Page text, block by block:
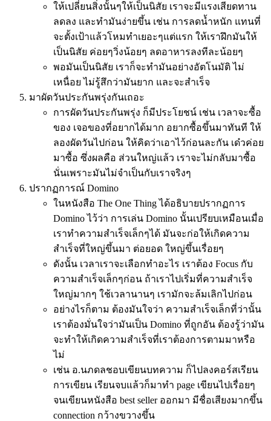
ให้เปลี่ยนสิ่งนั้นๆให้เป็นนิสัย เราจะมีแรงเสียดทาน
ลดลง และทำมันง่ายขึ้น เช่น การลดน้ำหนัก แทนที่
จะตั้งเป้าแล้วโหมทำเยอะๆแต่แรก ให้เราฝึกมันให้
เป็นนิสัย ค่อยๆวิ่งน้อยๆ ลดอาหารลงทีละน้อยๆ
พอมันเป็นนิสัย เราก็จะทำมันอย่างอัตโนมัติ ไม่
เหนื่อย ไม่รู้สึกว่ามันยาก และจะสำเร็จ
มาผัดวันประกันพรุ่งกันเถอะ
การผัดวันประกันพรุ่ง ก็มีประโยชน์ เช่น เวลาจะซื้อ
ของ เจอของที่อยากได้มาก อยากซื้อขึ้นมาทันที ให้
ลองผัดวันไปก่อน ให้คิดว่าเอาไว้ก่อนละกัน เด๋วค่อย
มาซื้อ ซึ่งผลคือ ส่วนใหญ่แล้ว เราจะไม่กลับมาซื้อ
นั่นเพราะมันไม่จำเป็นกับเราจริงๆ
ปรากฏการณ์ Domino
ในหนังสือ The One Thing ได้อธิบายปรากฏการ
Domino ไว้ว่า การเล่น Domino นั้นเปรียบเหมือนเมื่อ
เราทำความสำเร็จเล็กๆได้ มันจะก่อให้เกิดความ
สำเร็จที่ใหญ่ขึ้นมา ต่อยอด ใหญ่ขึ้นเรื่อยๆ
ดังนั้น เวลาเราจะเลือกทำอะไร เราต้อง Focus กับ
ความสำเร็จเล็กๆก่อน ถ้าเราไปเริ่มที่ความสำเร็จ
ใหญ่มากๆ ใช้เวลานานๆ เรามักจะล้มเลิกไปก่อน
อย่างไรก็ตาม ต้องมันใจว่า ความสำเร็จเล็กที่ว่านั้น
เราต้องมั่นใจว่ามันเป็น Domino ที่ถูกอัน ต้องรู้ว่ามัน
จะทำให้เกิดความสำเร็จที่เราต้องการตามมาหรือ
ไม่
เช่น อ.นภดลชอบเขียนบทความ ก็ไปลงคอร์สเรียน
การเขียน เรียนจบแล้วก็มาทำ page เขียนไปเรื่อยๆ
จนเขียนหนังสือ best seller ออกมา มีชื่อเสียงมากขึ้น
connection กว้างขวางขึ้น